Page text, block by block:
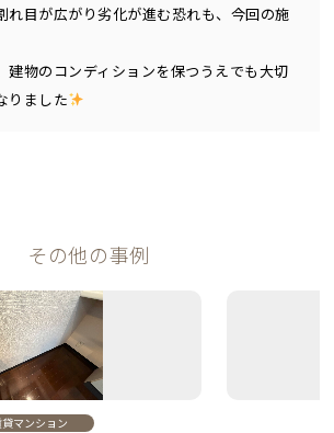
れ目が広がり劣化が進む恐れも、今回の施
建物のコンディションを保つうえでも大切
りました
その他の事例
マンション